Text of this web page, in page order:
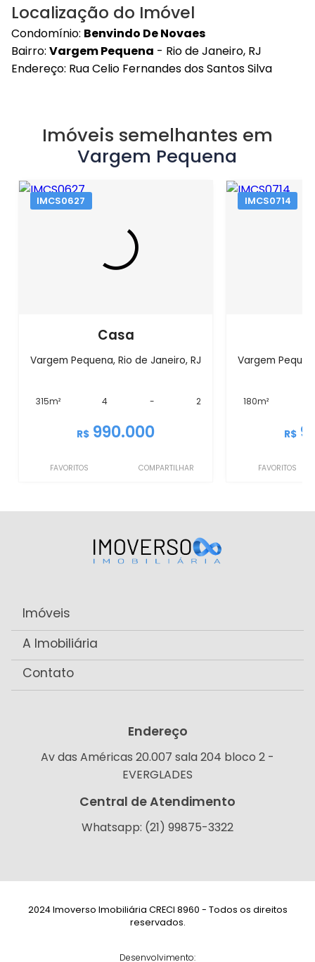
Localização do Imóvel
Condomínio: Benvindo De Novaes
Bairro: Vargem Pequena - Rio de Janeiro, RJ
Endereço: Rua Celio Fernandes dos Santos Silva
Imóveis semelhantes em
Vargem Pequena
IMCS0627
Casa
Vargem Pequena, Rio de Janeiro, RJ
315m² 4 - 2
R$ 990.000
FAVORITOS COMPARTILHAR
IMCS0714
Vargem
180m²
R$
FAVORITOS
Imóveis
A Imobiliária
Contato
Endereço
Av das Américas 20.007 sala 204 bloco 2 -
EVERGLADES
Central de Atendimento
Whatsapp: (21) 99875-3322
2024 Imoverso Imobiliária CRECI 8960 - Todos os direitos
reservados.
Desenvolvimento: